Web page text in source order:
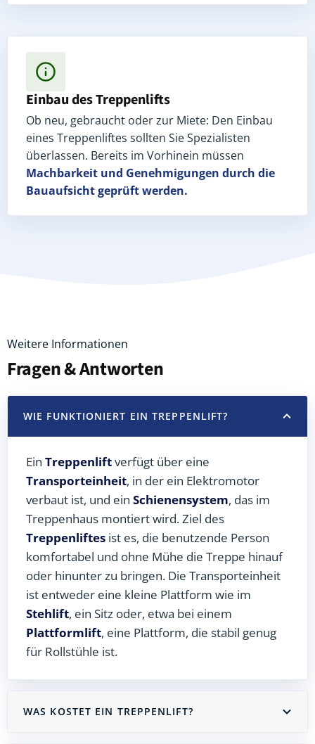
Einbau des Treppenlifts
Ob neu, gebraucht oder zur Miete: Den Einbau
eines Treppenliftes sollten Sie Spezialisten
überlassen. Bereits im Vorhinein müssen
Machbarkeit und Genehmigungen durch die
Bauaufsicht geprüft werden.
Weitere Informationen
Fragen & Antworten
WIE FUNKTIONIERT EIN TREPPENLIFT?
Ein Treppenliftverfügt über eine
Transporteinheit, in der ein Elektromotor
verbaut ist, und ein Schienensystem, das im
Treppenhaus montiert wird. Ziel des
Treppenliftes ist es, die benutzende Person
komfortabel und ohne Mühe die Treppe hinauf
oder hinunter zu bringen. Die Transporteinheit
ist entweder eine kleine Plattform wie im
Stehlift, ein Sitz oder, etwa bei einem
Plattformlift, eine Plattform, die stabil genug
für Rollstühle ist.
WAS KOSTET EIN TREPPENLIFT?